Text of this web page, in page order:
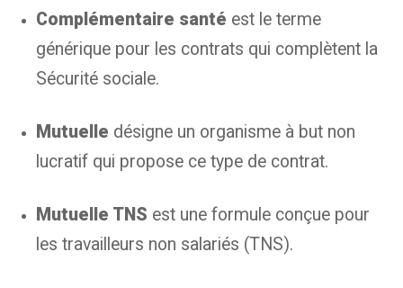
Complémentaire santé est le terme
générique pour les contrats qui complètent la
Sécurité sociale.
Mutuelle désigne un organisme à but non
lucratif qui propose ce type de contrat.
Mutuelle TNS est une formule conçue pour
les travailleurs non salariés (TNS).